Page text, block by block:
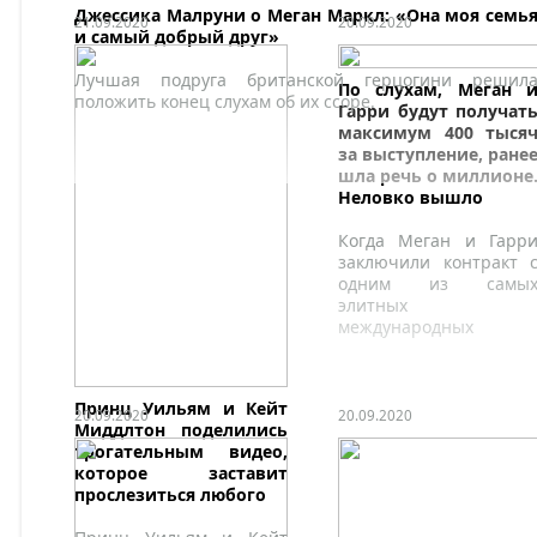
Джессика Малруни о Меган Маркл: «Она моя семья
и самый добрый друг»
Лучшая подруга британской герцогини решила
положить конец слухам об их ссоре.
21.09.2020
Принц Уильям и Кейт
Миддлтон поделились
трогательным видео,
которое заставит
прослезиться любого
20.09.2020
По слухам, Меган и
Гарри будут получать
максимум 400 тысяч
за выступление, ранее
шла речь о миллионе.
Неловко вышло
Когда Меган и Гарри
заключили контракт с
одним из самых
элитных
международных
мероприятия VIP-
класса как в
Великобритании, так и
20.09.2020 20.09.2020